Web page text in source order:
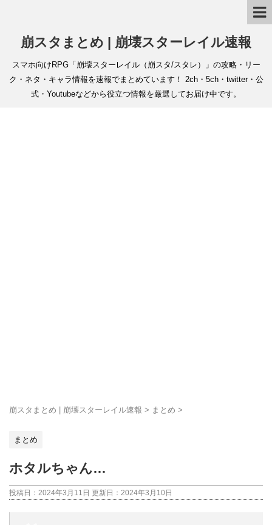
崩スタまとめ | 崩壊スターレイル速報
スマホ向けRPG「崩壊スターレイル（崩スタ/スタレ）」の攻略・リー
ク・ネタ・キャラ情報を速報でまとめています！ 2ch・5ch・twitter・公
式・Youtubeなどから役立つ情報を厳選してお届け中です。
崩スタまとめ | 崩壊スターレイル速報 > まとめ >
まとめ
ホタルちゃん…
投稿日：2024年3月11日 更新日： 2024年3月10日